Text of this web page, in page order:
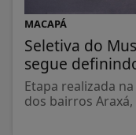
MACAPÁ
Seletiva do
segue
Etapa realizada
dos bairros Araxá,